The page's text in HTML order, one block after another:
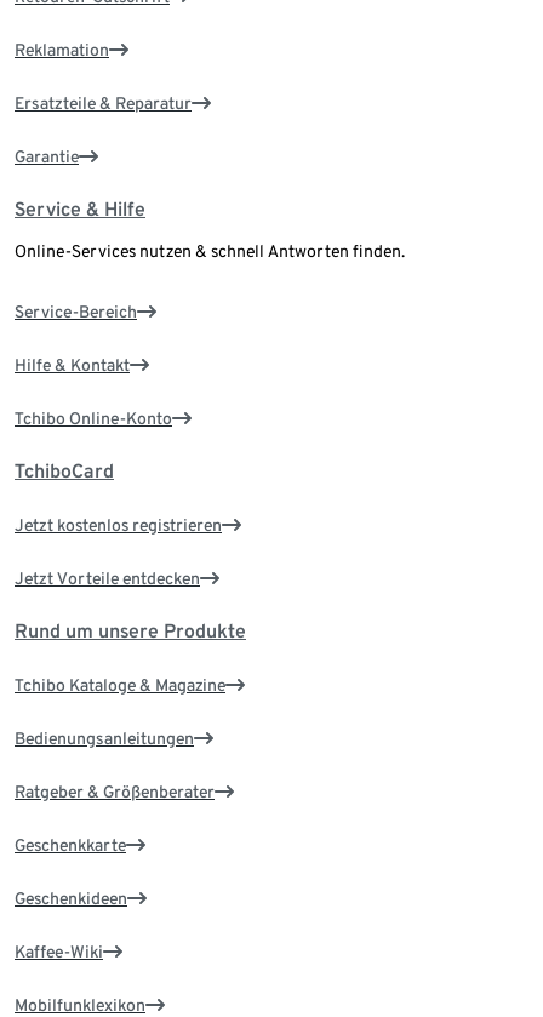
Reklamation
Ersatzteile & Reparatur
Garantie
Service & Hilfe
Online-Services nutzen & schnell Antworten finden.
Service-Bereich
Hilfe & Kontakt
Tchibo Online-Konto
TchiboCard
Jetzt kostenlos registrieren
Jetzt Vorteile entdecken
Rund um unsere Produkte
Tchibo Kataloge & Magazine
Bedienungsanleitungen
Ratgeber & Größenberater
Geschenkkarte
Geschenkideen
Kaffee-Wiki
Mobilfunklexikon